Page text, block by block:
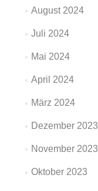
August 2024
Juli 2024
Mai 2024
April 2024
März 2024
Dezember 2023
November 2023
Oktober 2023